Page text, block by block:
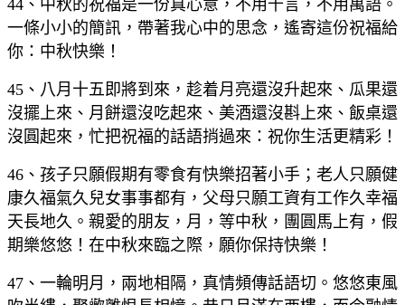
44、中秋的祝福是一份真心意，不用千言，不用萬語。
一條小小的簡訊，帶著我心中的思念，遙寄這份祝福給
你：中秋快樂！
45、八月十五即將到來，趁着月亮還沒升起來、瓜果還
沒擺上來、月餅還沒吃起來、美酒還沒斟上來、飯桌還
沒圓起來，忙把祝福的話語捎過來：祝你生活更精彩！
46、孩子只願假期有零食有快樂招著小手；老人只願健
康久福氣久兒女事事都有，父母只願工資有工作久幸福
天長地久。親愛的朋友，月，等中秋，團圓馬上有，假
期樂悠悠！在中秋來臨之際，願你保持快樂！
47、一輪明月，兩地相隔，真情頻傳話語切。悠悠東風